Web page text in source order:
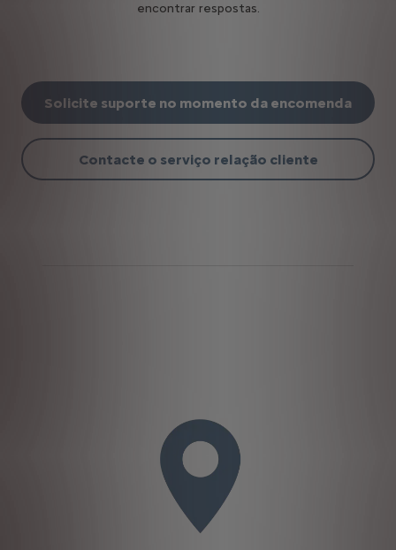
encontrar respostas.
Solicite suporte no momento da encomenda
Contacte o serviço relação cliente